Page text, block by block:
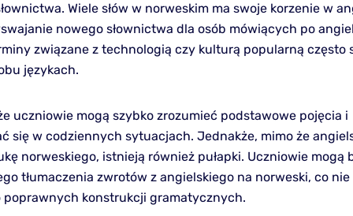
Wiele słów w norweskim ma swoje korzenie w
nowego słownictwa dla osób mówiących po
związane z technologią czy kulturą popularną często
językach.
uczniowie mogą szybko zrozumieć podstawowe pojęcia i
się w codziennych sytuacjach. Jednakże, mimo że
norweskiego, istnieją również pułapki. Uczniowie mogą
tłumaczenia zwrotów z angielskiego na norweski, co nie
poprawnych konstrukcji gramatycznych.